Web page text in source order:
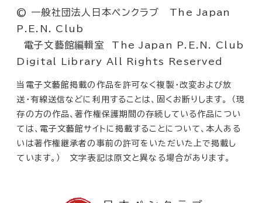
© 一般社団法人日本ペンクラブ The Japan
P.E.N. Club
電子文藝館編輯室 The Japan P.E.N. Club
Digital Library All Rights Reserved
当電子文藝館掲載の作品を許可なく複製・改変および放
送・有線送信などに利用することは、固くお断りします。 （現
存の方の作品、著作権保護期間の存続している作品につい
ては、電子文藝館サイトに掲載することについて、本人ある
いは著作権継承者の事前の許可をいただいた上で掲載し
ています。） 文字表記は原文と異なる場合があります。